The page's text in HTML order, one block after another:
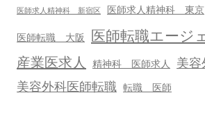
医師求人精神科 新宿区 医師求人精神科 東京
医師転職 大阪 医師転職エージ
産業医求人 精神科 医師求人
美
美容外科医師転職
転職 医師